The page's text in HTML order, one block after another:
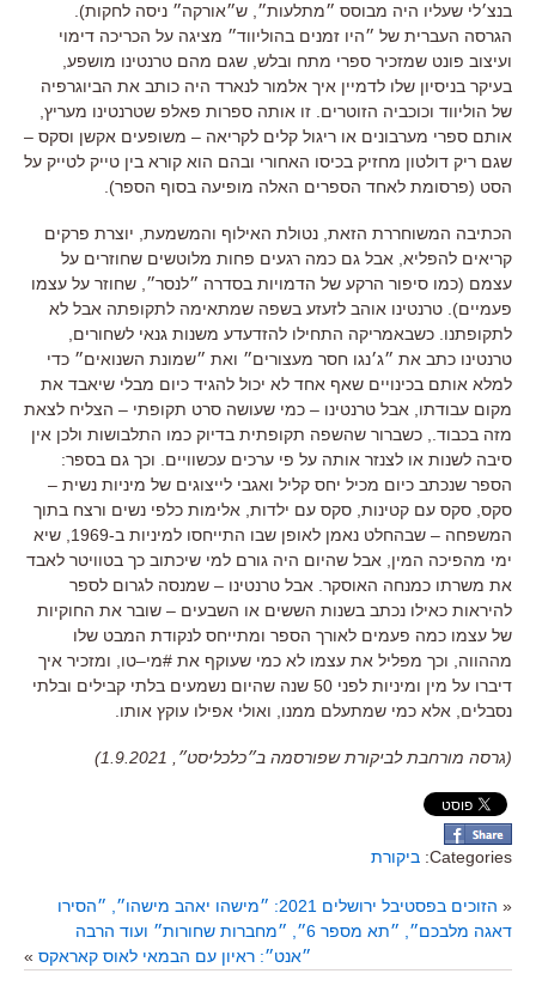
בנצ׳לי שעליו היה מבוסס ״מתלעות״, ש״אורקה״ ניסה לחקות)
הגרסה העברית של ״היו זמנים בהוליווד״ מציגה על הכריכה דימוי
ועיצוב פונט שמזכיר ספרי מתח ובלש שגם מהם טרנטינו מושפע
בעיקר בניסיון שלו לדמיין איך אלמור לנארד היה כותב את הביוגרפיה
של הוליווד וכוכביה הזוטרים זו אותה ספרות פאלפ שטרנטינו מעריץ
אותם ספרי מערבונים או ריגול קלים לקריאה – משופעים אקשן וסקס –
שגם ריק דולטון מחזיק בכיסו האחורי ובהם הוא קורא בין טייק לטייק על
הסט (פרסומת לאחד הספרים האלה מופיעה בסוף הספר).
הכתיבה המשוחררת הזאת נטולת האילוף והמשמעת יוצרת פרקים
קריאים להפליא אבל גם כמה רגעים פחות מלוטשים שחוזרים על
עצמם (כמו סיפור הרקע של הדמויות בסדרה ״לנסר״ שחוזר על עצמו
פעמיים). טרנטינו אוהב לזעזע בשפה שמתאימה לתקופתה אבל לא
לתקופתנו כשבאמריקה התחילו להזדעדע משנות גנאי לשחורים
טרנטינו כתב את ״ג׳נגו חסר מעצורים״ ואת ״שמונת השנואים״ כדי
למלא אותם בכינויים שאף אחד לא יכול להגיד כיום מבלי שיאבד את
מקום עבודתו
אבל טרנטינו – כמי שעושה סרט תקופתי – הצליח לצאת
מזה בכבוד ., כשברור שהשפה תקופתית בדיוק כמו התלבושות ולכן אין
סיבה לשנות או לצנזר אותה על פי ערכים עכשוויים. וכך גם בספר:
הספר שנכתב כיום מכיל יחס קליל ואגבי לייצוגים של מיניות נשית –
סקס סקס עם קטינות סקס עם ילדות אלימות כלפי נשים ורצח בתוך
המשפחה – שבהחלט נאמן לאופן שבו התייחסו למיניות ב-1969,
שיא
ימי מהפיכה המין , אבל שהיום היה גורם למי שיכתוב כך בטוויטר לאבד
את משרתו כמנחה האוסקר. אבל טרנטינו – שמנסה לגרום לספר
להיראות כאילו נכתב בשנות הששים או השבעים – שובר את החוקיות
של עצמו כמה פעמים לאורך הספר ומתייחס לנקודת המבט שלו
מההווה
וכך מפליל את עצמו לא כמי שעוקף את #מי–טו , ומזכיר איך
דיברו על מין ומיניות לפני 50 שנה שהיום נשמעים בלתי קבילים ובלתי
נסבלים, אלא כמי שמתעלם ממנו, ואולי אפילו עוקץ אותו
(גרסה מורחבת לביקורת שפורסמה ב״כלכליסט״, 1.9.2021)
Categories: ביקורת
«
הזוכים בפסטיבל ירושלים 2021: ״מישהו יאהב מישהו״, ״הסירו
דאגה מלבכם״, ״תא מספר 6״, ״מחברות שחורות״ ועוד הרבה
״אנט״: ראיון עם הבמאי לאוס קאראקס »